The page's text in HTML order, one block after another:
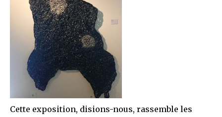
Cette exposition, disions-nous, rassemble les